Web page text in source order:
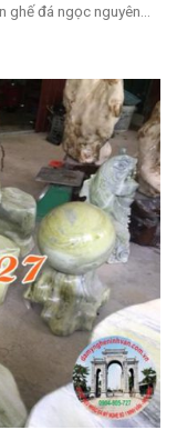
đá ngọc nguyên...